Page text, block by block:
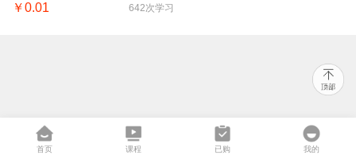
￥0.01
642次学习
首页 课程 已购 我的